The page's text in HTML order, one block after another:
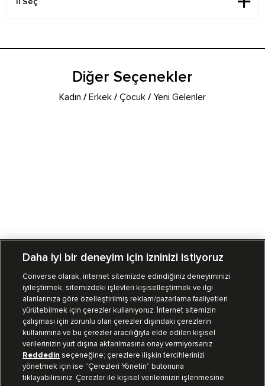
Diğer Seçenekler
Kadın /Erkek /Çocuk /Yeni Gelenler
Mağazalarımız Sipariş Takibi
Müşteri İlişkileri
Koleksiyon
Kurumsal
Daha iyi bir deneyim için izninizi istiyoruz
Converse olarak, internet sitemizde edindiğiniz deneyiminizi
iyileştirmek, sitemizdeki işlevleri kişiselleştirmek ve ilgi
alanlarınıza göre özelleştirilmiş reklam/pazarlama faaliyetleri
yürütebilmek için çerezler kullanıyoruz. İnternet sitemizin
çalışması için zorunlu olan çerezler dışındaki çerezlerin
kullanımına ve bu çerezler aracılığıyla elde edilen kişisel
verilerinizin yurt dışına aktarılmasına onay vermiyorsanız
Reddedin seçeneğine; çerezlere ilişkin tercihlerinizi
yönetmek için ise “Çerezleri Yönetin” butonuna
tıklayabilirsiniz. Çerezler ile kişisel verilerinizin işlenmesine